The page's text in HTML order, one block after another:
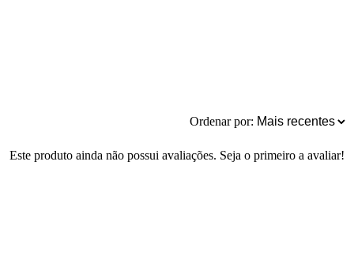
Ordenar por:
Este produto ainda não possui avaliações. Seja o primeiro a avaliar!